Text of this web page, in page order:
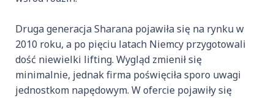
Druga generacja Sharana pojawiła się na rynku w
2010 roku, a po pięciu latach Niemcy przygotowali
dość niewielki lifting. Wygląd zmienił się
minimalnie, jednak firma poświęciła sporo uwagi
jednostkom napędowym. W ofercie pojawiły się